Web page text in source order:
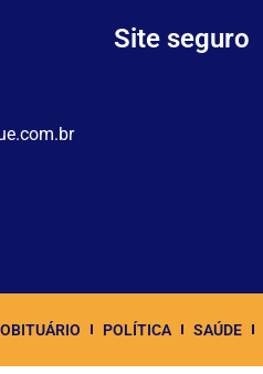
Site seguro
OBITUÁRIO POLÍTICA SAÚDE